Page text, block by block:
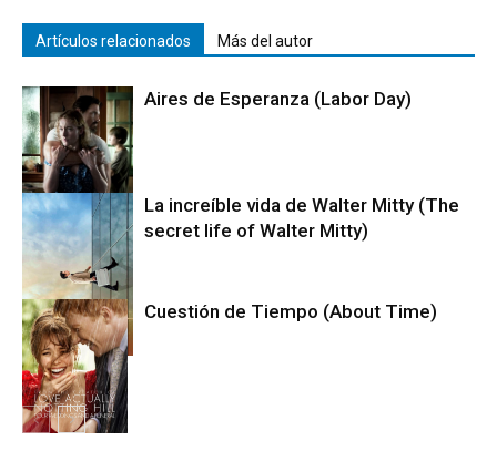
Artículos relacionados Más del autor
Cine
Aires de Esperanza (Labor Day)
Cine
La increíble vida de Walter Mitty (The
secret life of Walter Mitty)
Cuestión de Tiempo (About Time)